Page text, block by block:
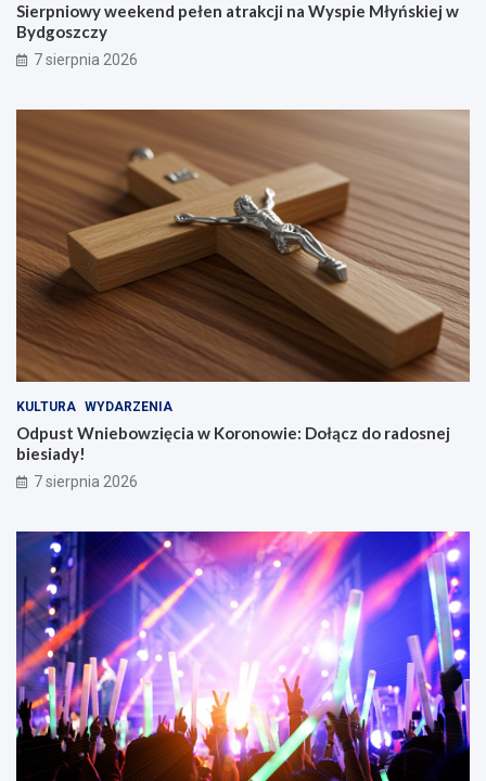
Sierpniowy weekend pełen atrakcji na Wyspie Młyńskiej w
Bydgoszczy
7 sierpnia 2026
KULTURA WYDARZENIA
Odpust Wniebowzięcia w Koronowie: Dołącz do radosnej
biesiady!
7 sierpnia 2026